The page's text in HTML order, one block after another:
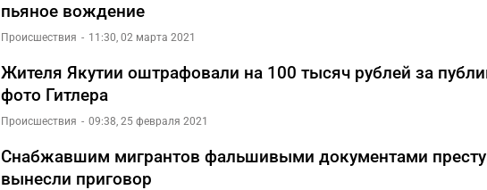
пьяное вождение
Происшествия 11:30, 02 марта 2021
Жителя Якутии оштрафовали на 100 тысяч рублей за
фото Гитлера
Происшествия 09:38, 25 февраля 2021
Снабжавшим мигрантов фальшивыми документами
вынесли приговор